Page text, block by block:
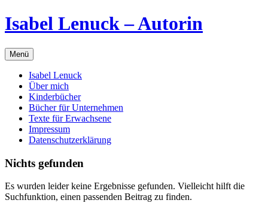
Zum
Inhalt
Isabel Lenuck – Autorin
Menü
Isabel Lenuck
Über mich
Kinderbücher
Bücher für Unternehmen
Texte für Erwachsene
Impressum
Datenschutzerklärung
Nichts gefunden
Es wurden leider keine Ergebnisse gefunden. Vielleicht hilft die
Suchfunktion, einen passenden Beitrag zu finden.